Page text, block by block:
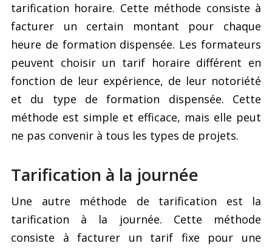
tarification horaire. Cette méthode consiste à
facturer un certain montant pour chaque
heure de formation dispensée. Les formateurs
peuvent choisir un tarif horaire différent en
fonction de leur expérience, de leur notoriété
et du type de formation dispensée. Cette
méthode est simple et efficace, mais elle peut
ne pas convenir à tous les types de projets.
Tarification à la journée
Une autre méthode de tarification est la
tarification à la journée. Cette méthode
consiste à facturer un tarif fixe pour une